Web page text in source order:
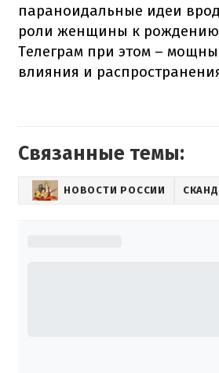
параноидальные идеи
роли женщины к рождению
Телеграм при этом –
влияния и
Связанные темы:
НОВОСТИ РОССИИ